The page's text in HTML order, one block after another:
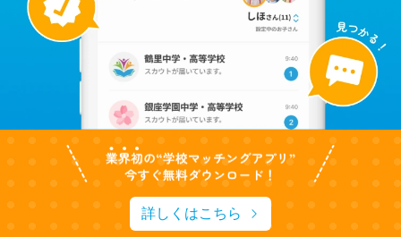
詳しくはこちら